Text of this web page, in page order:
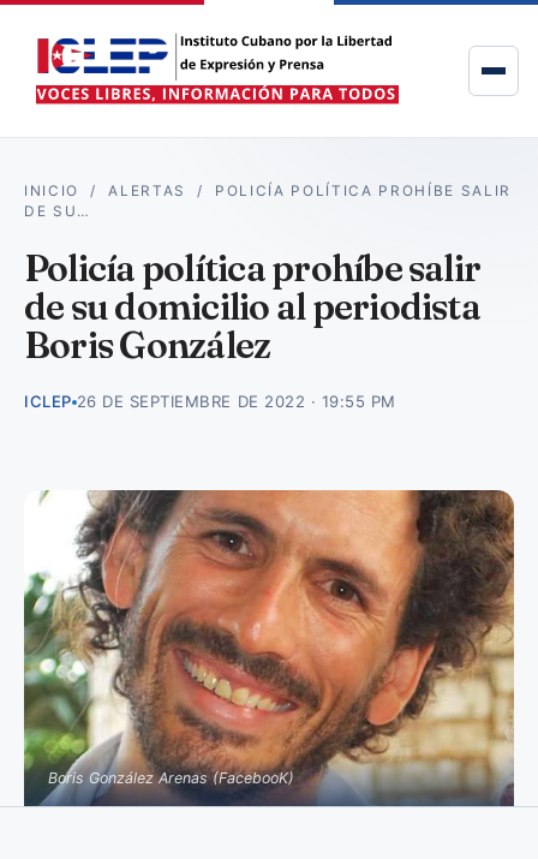
INICIO /ALERTAS / POLICÍA POLÍTICA PROHÍBE SALIR
DE SU…
Policía política prohíbe salir
de su domicilio al periodista
Boris González
ICLEP 26 DE SEPTIEMBRE DE 2022 · 19:55 PM
Boris González Arenas (FacebooK)